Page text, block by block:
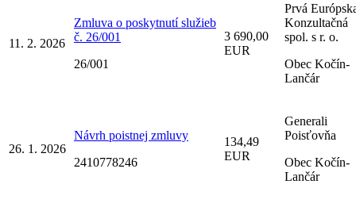
11. 2. 2026
Zmluva o poskytnutí služieb
č. 26/001
26/001
3 690,00
EUR
Prvá
Konzultačná
spol. s r. o.
Obec Kočín-
Lančár
26. 1. 2026
Návrh poistnej zmluvy
2410778246
134,49
EUR
Generali
Poisťovňa
Obec Kočín-
Lančár